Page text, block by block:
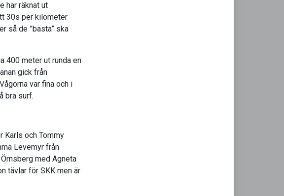
har räknat ut
30s per kilometer
så de ”bästa” ska
400 meter ut runda en
gick från
var fina och i
bra surf.
Karls och Tommy
Levemyr från
med Agneta
tävlar för SKK men är